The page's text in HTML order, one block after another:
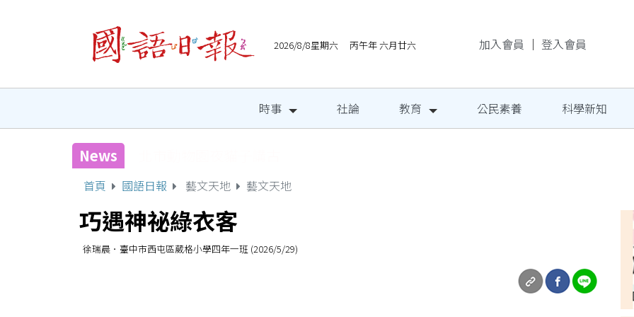
2026/8/8星期六 丙午年 六月廿六 加入會員 ｜ 登入會員
時事 社論 教育 公民素養 科學新知
News
首頁 國語日報 藝文天地 藝文天地
巧遇神祕綠衣客
徐瑞晨．臺中市西屯區葳格小學四年一班 (2026/5/29)